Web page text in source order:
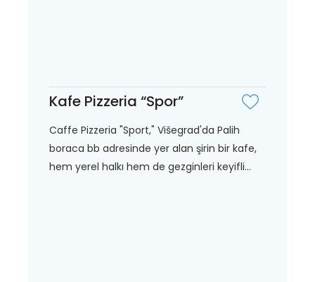
Kafe Pizzeria “Spor”
Caffe Pizzeria "Sport," Višegrad'da Palih
boraca bb adresinde yer alan şirin bir kafe,
hem yerel halkı hem de gezginleri keyifli...